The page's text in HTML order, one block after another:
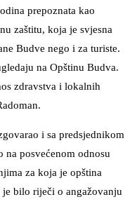
prepoznata kao
zaštitu, koja je svjesna
Budve nego i za turiste.
na Opštinu Budva.
zdravstva i lokalnih
i sa predsjednikom
posvećenom odnosu
za koja je opština
je bilo riječi o angažovanju